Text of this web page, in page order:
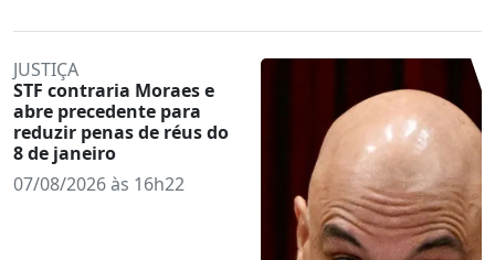
JUSTIÇA
STF contraria Moraes e
abre precedente para
reduzir penas de réus do
8 de janeiro
07/08/2026 às 16h22